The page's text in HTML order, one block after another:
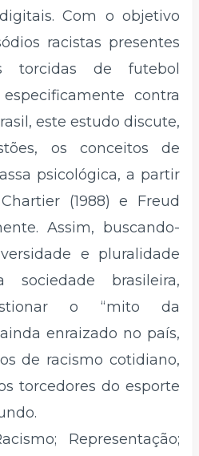
Com o objetivo
racistas presentes
torcidas de futebol
contra
este estudo discute,
os conceitos de
psicológica, a partir
(1988) e Freud
Assim, buscando-
e pluralidade
brasileira,
o “mito da
enraizado no país,
de racismo cotidiano,
torcedores do esporte
Representação;